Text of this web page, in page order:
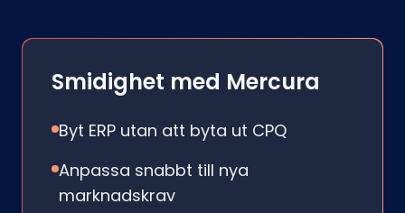
Smidighet med Mercura
Byt ERP utan att byta ut CPQ
Anpassa snabbt till nya
marknadskrav